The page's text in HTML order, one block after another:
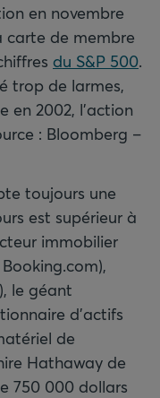
en novembre
carte de membre
du S&P 500.
trop de larmes,
en 2002, l’action
: Bloomberg –
toujours une
est supérieur à
immobilier
le géant
d’actifs
de
Hathaway de
750 000 dollars